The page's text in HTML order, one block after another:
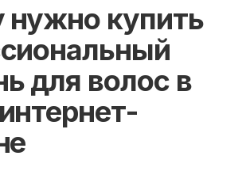
купить
для волос в